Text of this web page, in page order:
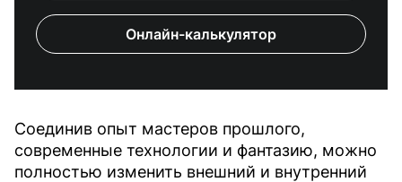
Онлайн-калькулятор
Соединив опыт мастеров прошлого,
современные технологии и фантазию, можно
полностью изменить внешний и внутренний